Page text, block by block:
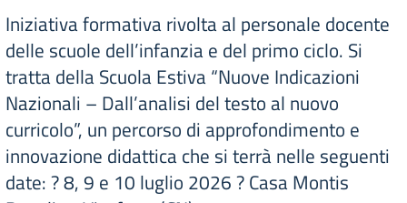
Iniziativa formativa rivolta al personale docente
delle scuole dell’infanzia e del primo ciclo. Si
tratta della Scuola Estiva “Nuove Indicazioni
Nazionali – Dall’analisi del testo al nuovo
curricolo”, un percorso di approfondimento e
innovazione didattica che si terrà nelle seguenti
date: ? 8, 9 e 10 luglio 2026 ? Casa Montis